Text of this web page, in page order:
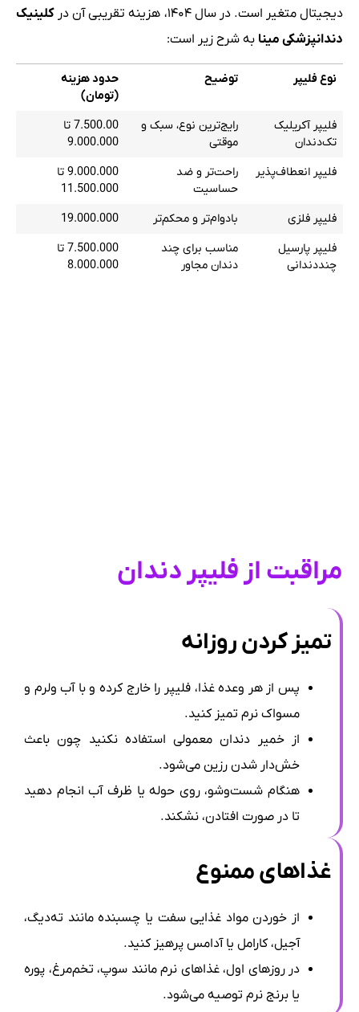
دیجیتال متغیر است. در سال ۱۴۰۴، هزینه تقریبی آن در
کلینیک
دندانپزشکی مینا به شرح زیر است:
نوع فلیپر توضیح
حدود هزینه
(تومان)
فلیپر آکریلیک
تک‌دندان
رایج‌ترین نوع، سبک و
موقتی
7.500.00 تا
9.000.000
فلیپر انعطاف‌پذیر
راحت‌تر و ضد
حساسیت
9.000.000 تا
11.500.000
فلیپر فلزی
بادوام‌تر و محکم‌تر
19.000.000
فلیپر پارسیل
چنددندانی
مناسب برای چند
دندان مجاور
7.500.000 تا
8.000.000
مراقبت از فلیپر دندان
تمیز کردن روزانه
پس از هر وعده غذا، فلیپر را خارج کرده و با آب ولرم و
مسواک نرم تمیز کنید.
از خمیر دندان معمولی استفاده نکنید چون باعث
خش‌دار شدن رزین می‌شود.
هنگام شست‌وشو، روی حوله یا ظرف آب انجام دهید
تا در صورت افتادن، نشکند.
غذاهای ممنوع
از خوردن مواد غذایی سفت یا چسبنده مانند ته‌دیگ،
آجیل، کارامل یا آدامس پرهیز کنید.
در روزهای اول، غذاهای نرم مانند سوپ، تخم‌مرغ، پوره
یا برنج نرم توصیه می‌شود.